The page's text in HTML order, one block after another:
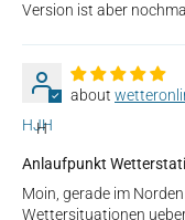
Version ist aber
H
HJH
Anlaufpunkt
Moin, gerade im
Wettersituationen